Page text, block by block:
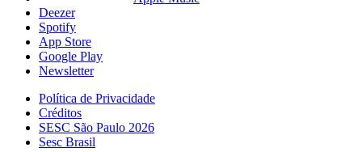
Deezer
Spotify
App Store
Google Play
Newsletter
Política de Privacidade
Créditos
SESC São Paulo 2026
Sesc Brasil